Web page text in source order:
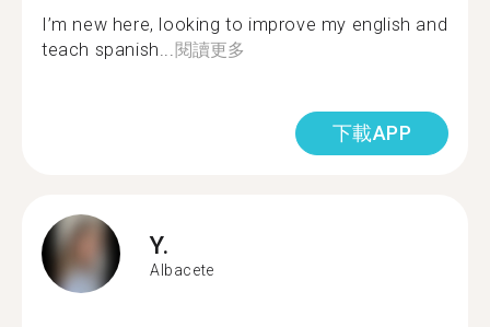
I’m new here, looking to improve my english and
teach spanish... 閱讀更多
下載APP
Y.
Albacete